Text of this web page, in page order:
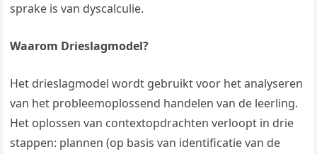
sprake is van dyscalculie.
Waarom Drieslagmodel?
Het drieslagmodel wordt gebruikt voor het analyseren
van het probleemoplossend handelen van de leerling.
Het oplossen van contextopdrachten verloopt in drie
stappen: plannen (op basis van identificatie van de